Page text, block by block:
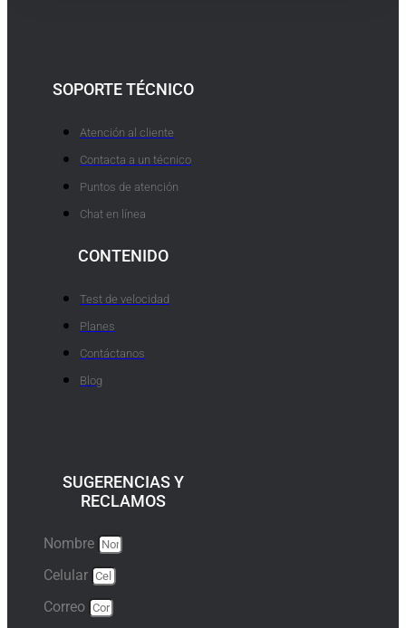
SOPORTE TÉCNICO
Atención al cliente
Contacta a un técnico
Puntos de atención
Chat en línea
CONTENIDO
Test de velocidad
Planes
Contáctanos
Blog
SUGERENCIAS Y
RECLAMOS
Nombre
Celular
Correo